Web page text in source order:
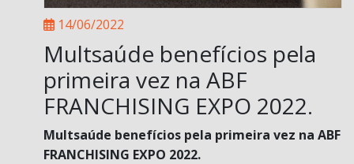
14/06/2022
Multsaúde benefícios pela
primeira vez na ABF
FRANCHISING EXPO 2022.
Multsaúde benefícios pela primeira vez na ABF
FRANCHISING EXPO 2022.